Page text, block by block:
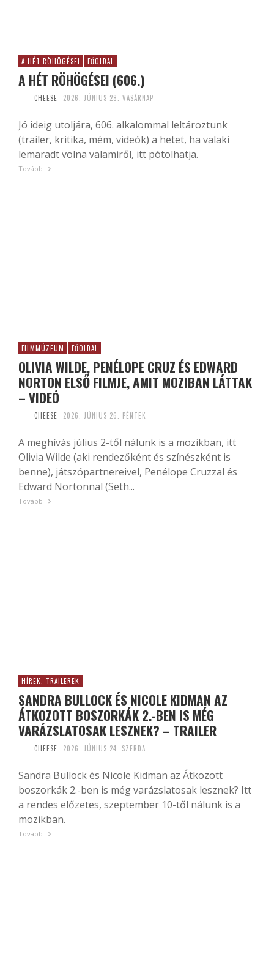
A HÉT RÖHÖGÉSEI FŐOLDAL
A HÉT RÖHÖGÉSEI (606.)
CHEESE 2026. JÚNIUS 28. VASÁRNAP
Jó ideig utoljára, 606. alkalommal leltároztunk
(trailer, kritika, mém, videók) a hetet, ha valaki
lemaradt volna valamiről, itt pótolhatja.
Tovább
FILMMÚZEUM FŐOLDAL
OLIVIA WILDE, PENÉLOPE CRUZ ÉS EDWARD
NORTON ELSŐ FILMJE, AMIT MOZIBAN LÁTTAK
– VIDEÓ
CHEESE 2026. JÚNIUS 26. PÉNTEK
A meghívás július 2-től nálunk is a mozikban, itt
Olivia Wilde (aki rendezőként és színészként is
benne), játszópartnereivel, Penélope Cruzzal és
Edward Nortonnal (Seth...
Tovább
HÍREK, TRAILEREK
SANDRA BULLOCK ÉS NICOLE KIDMAN AZ
ÁTKOZOTT BOSZORKÁK 2.-BEN IS MÉG
VARÁZSLATOSAK LESZNEK? – TRAILER
CHEESE 2026. JÚNIUS 24. SZERDA
Sandra Bullock és Nicole Kidman az Átkozott
boszorkák 2.-ben is még varázslatosak lesznek? Itt
a rendes előzetes, szeptember 10-től nálunk is a
mozikban.
Tovább